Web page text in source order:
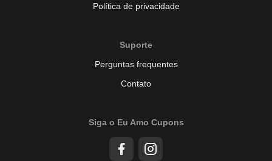
Política de privacidade
Suporte
Perguntas frequentes
Contato
Siga o Eu Amo Cupons